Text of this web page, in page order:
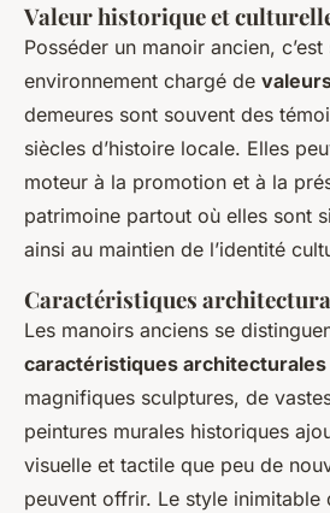
Valeur historique et
Posséder un manoir ancien,
environnement chargé de
demeures sont souvent des
siècles d’histoire locale. Elles
moteur à la promotion et à la
patrimoine partout où elles sont
ainsi au maintien de l’identité
Caractéristiques
Les manoirs anciens se
caractéristiques
magnifiques sculptures, de
peintures murales historiques
visuelle et tactile que peu de
peuvent offrir. Le style inimitable